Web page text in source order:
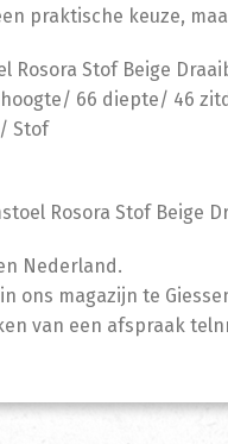
praktische keuze,
Rosora Stof Beige
hoogte/ 66 diepte/ 46
Stof
Rosora Stof Beige
Nederland.
ons magazijn te
van een afspraak